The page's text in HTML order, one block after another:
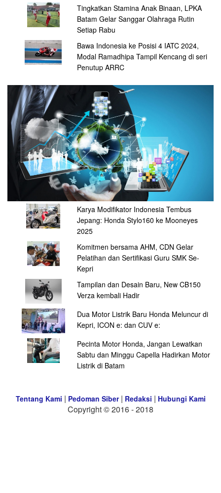
Tingkatkan Stamina Anak Binaan, LPKA
Batam Gelar Sanggar Olahraga Rutin
Setiap Rabu
Bawa Indonesia ke Posisi 4 IATC 2024,
Modal Ramadhipa Tampil Kencang di seri
Penutup ARRC
Karya Modifikator Indonesia Tembus
Jepang: Honda Stylo160 ke Mooneyes
2025
Komitmen bersama AHM, CDN Gelar
Pelatihan dan Sertifikasi Guru SMK Se-
Kepri
Tampilan dan Desain Baru, New CB150
Verza kembali Hadir
Dua Motor Listrik Baru Honda Meluncur di
Kepri, ICON e: dan CUV e:
Pecinta Motor Honda, Jangan Lewatkan
Sabtu dan Minggu Capella Hadirkan Motor
Listrik di Batam
Tentang Kami | Pedoman Siber| Redaksi | Hubungi Kami
Copyright © 2016 - 2018